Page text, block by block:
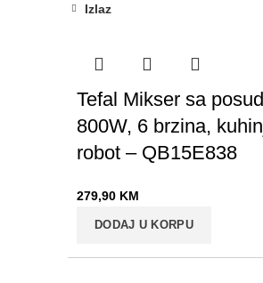
Izlaz
Tefal Mikser sa
800W, 6 brzina,
robot – QB15E838
279,90 KM
DODAJ U KORPU